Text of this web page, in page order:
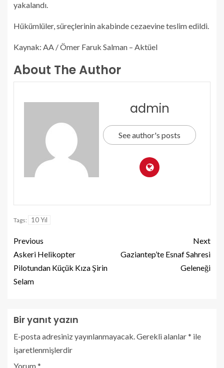
yakalandı.
Hükümlüler, süreçlerinin akabinde cezaevine teslim edildi.
Kaynak: AA / Ömer Faruk Salman – Aktüel
About The Author
admin
See author's posts
Tags: 10 Yıl
Previous
Askeri Helikopter
Pilotundan Küçük Kıza Şirin
Selam
Next
Gaziantep’te Esnaf Sahresi
Geleneği
Bir yanıt yazın
E-posta adresiniz yayınlanmayacak.Gerekli alanlar* ile
işaretlenmişlerdir
Yorum*